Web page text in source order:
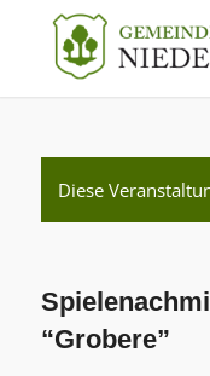
Diese
“Grobere”